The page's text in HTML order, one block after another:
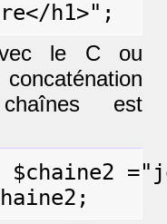
le C ou
est
$chaine2